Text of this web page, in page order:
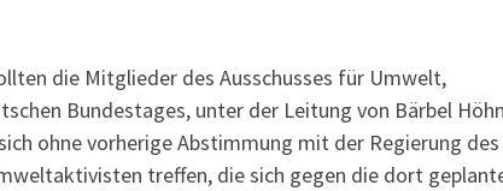
die Mitglieder des Ausschusses für Umwelt,
Bundestages, unter der Leitung von Bärbel Höhn
ohne vorherige Abstimmung mit der Regierung des
treffen, die sich gegen die dort